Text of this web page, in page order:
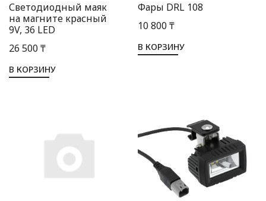
Светодиодный маяк
на магните красный
9V, 36 LED
26 500 ₸
В КОРЗИНУ
Фары DRL 108
10 800 ₸
В КОРЗИНУ